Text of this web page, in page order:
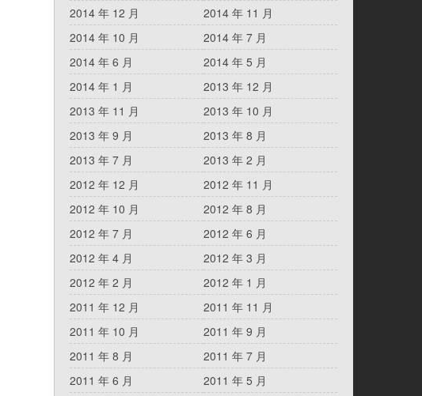
2014 年 12 月
2014 年 11 月
2014 年 10 月
2014 年 7 月
2014 年 6 月
2014 年 5 月
2014 年 1 月
2013 年 12 月
2013 年 11 月
2013 年 10 月
2013 年 9 月
2013 年 8 月
2013 年 7 月
2013 年 2 月
2012 年 12 月
2012 年 11 月
2012 年 10 月
2012 年 8 月
2012 年 7 月
2012 年 6 月
2012 年 4 月
2012 年 3 月
2012 年 2 月
2012 年 1 月
2011 年 12 月
2011 年 11 月
2011 年 10 月
2011 年 9 月
2011 年 8 月
2011 年 7 月
2011 年 6 月
2011 年 5 月